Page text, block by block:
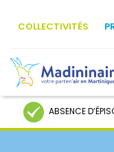
COLLECTIVITÉS
ABSENCE